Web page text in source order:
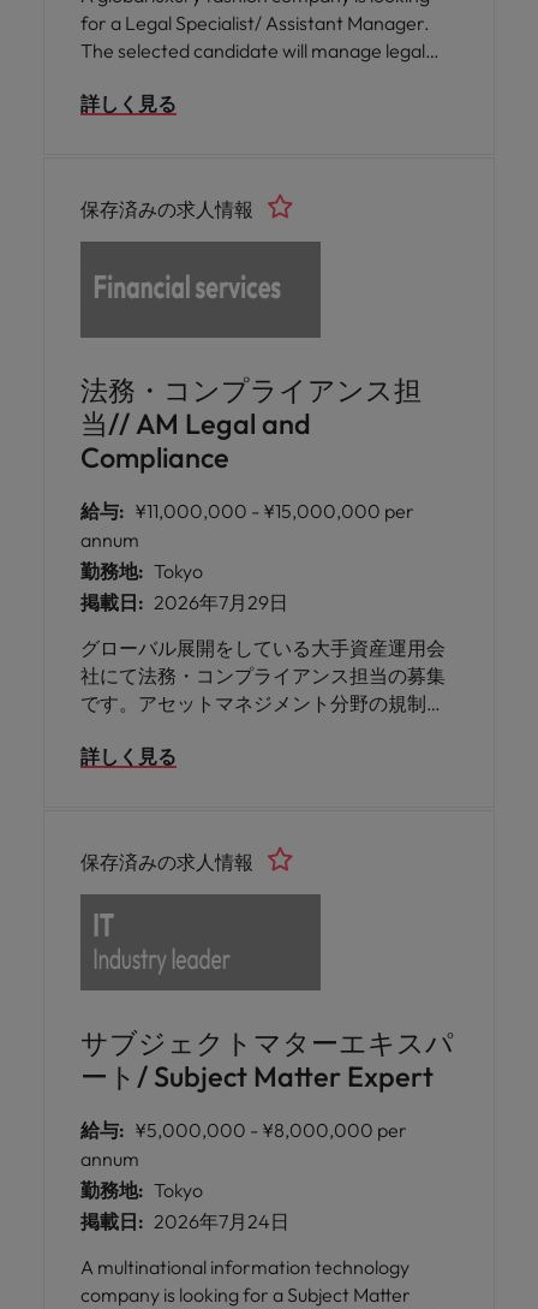
for a Legal Specialist/ Assistant Manager.
The selected candidate will manage legal
while coordinating with regional and global
詳しく見る
法務・コンプライアンス担
当// AM Legal and
Compliance
保存済みの求人情報
給与: ¥11,000,000 - ¥15,000,000 per
annum
勤務地: Tokyo
掲載日: 2026年7月29日
グローバル展開をしている大手資産運用会
社にて法務・コンプライアンス担当の募集
です。アセットマネジメント分野の規制対
理、役職員に対するコンプライアンス推進
詳しく見る
サブジェクトマターエキスパ
ート/ Subject Matter Expert
保存済みの求人情報
給与: ¥5,000,000 - ¥8,000,000 per
annum
勤務地: Tokyo
掲載日: 2026年7月24日
A multinational information technology
company is looking for a Subject Matter